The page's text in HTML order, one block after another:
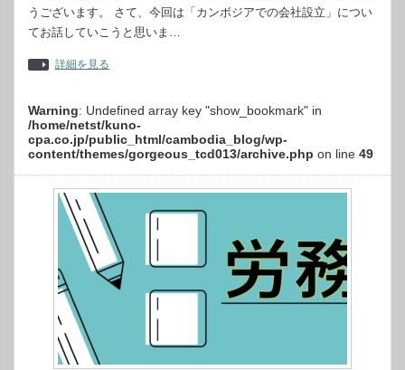
うございます。 さて、今回は「カンボジアでの会社設立」につい
てお話していこうと思いま…
詳細を見る
Warning: Undefined array key "show_bookmark" in
/home/netst/kuno-
cpa.co.jp/public_html/cambodia_blog/wp-
content/themes/gorgeous_tcd013/archive.php on line 49